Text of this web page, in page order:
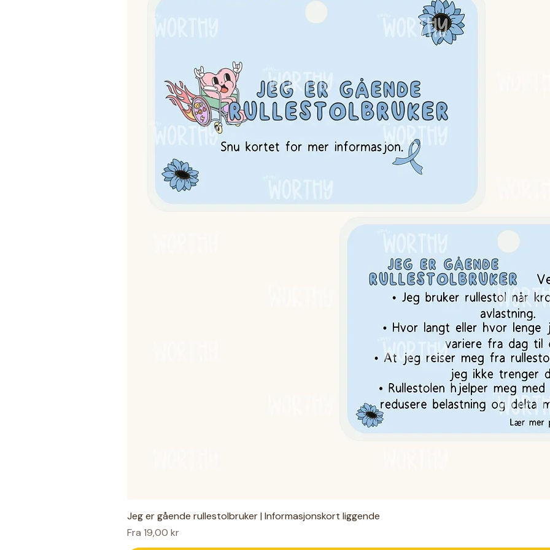
kengurulommen og de uttakbare stressballene gir ekstra komfort.
lyddempende effekt, slik at du kan stenge verden litt ute og finne ro
– uansett hvor du er. Mange av kundene våre opplever at Hugz
hjelper dem med å finne ro, skape nærvær og en følelse av trygghet
i en travel hverdag.
Jeg er gående rullestolbruker | Informasjonskort liggende
Fra 19,00 kr
Salgspris